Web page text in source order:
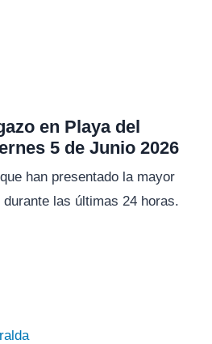
en Playa del
5 de Junio 2026
han presentado la mayor
las últimas 24 horas.